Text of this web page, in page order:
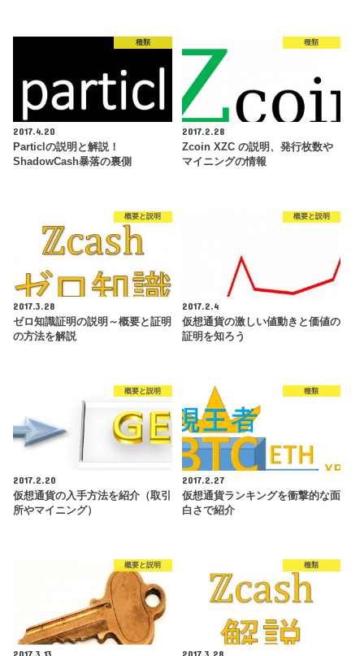
種類
2017.4.20
Particlの説明と解説！
ShadowCash暴落の裏側
種類
2017.2.28
Zcoin XZC の説明、発行枚数や
マイニングの情報
概要と説明
2017.3.28
ゼロ知識証明の説明～概要と証明
の方法を解説
概要と説明
2017.2.4
仮想通貨の激しい値動きと価値の
証明を知ろう
概要と説明
2017.2.20
仮想通貨の入手方法を紹介（取引
所やマイニング）
種類
2017.2.27
仮想通貨ランキングを衝撃的な面
白さで紹介
概要と説明
2017.3.13
種類
2017.3.28